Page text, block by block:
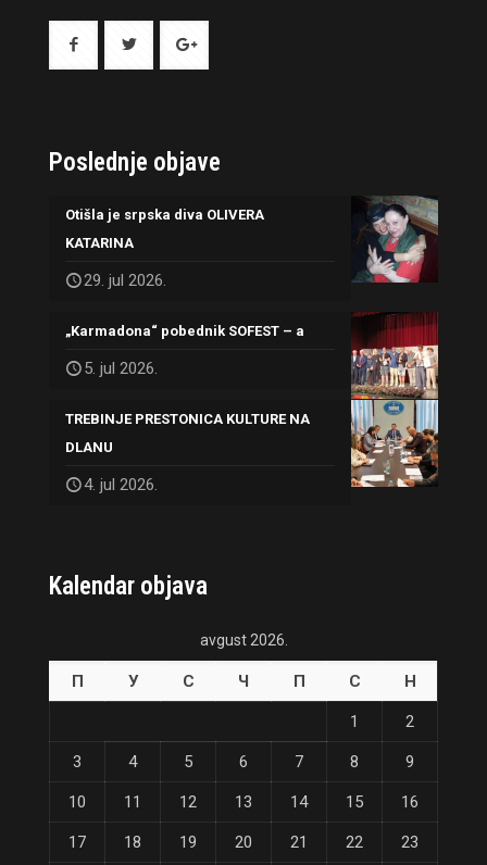
Poslednje objave
Otišla je srpska diva OLIVERA
KATARINA
29. jul 2026.
„Karmadona“ pobednik SOFEST – a
5. jul 2026.
TREBINJE PRESTONICA KULTURE NA
DLANU
4. jul 2026.
Kalendar objava
avgust 2026.
П У С Ч П С Н
1 2
3 4 5 6 7 8 9
10 11 12 13 14 15 16
17 18 19 20 21 22 23